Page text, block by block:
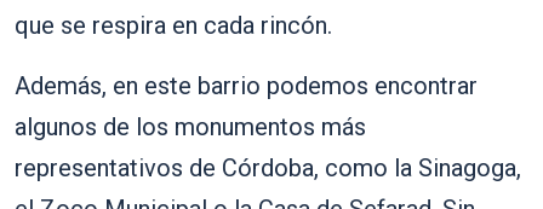
que se respira en cada rincón.
Además, en este barrio podemos encontrar
algunos de los monumentos más
representativos de Córdoba, como la Sinagoga,